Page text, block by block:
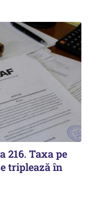
216. Taxa pe
triplează în